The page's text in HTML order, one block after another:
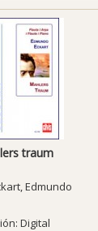
traum
Edmundo
Digital